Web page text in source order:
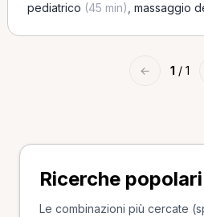
pediatrico (45 min) massaggio
← 1 / 1
Ricerche popolari
Le combinazioni più cercate